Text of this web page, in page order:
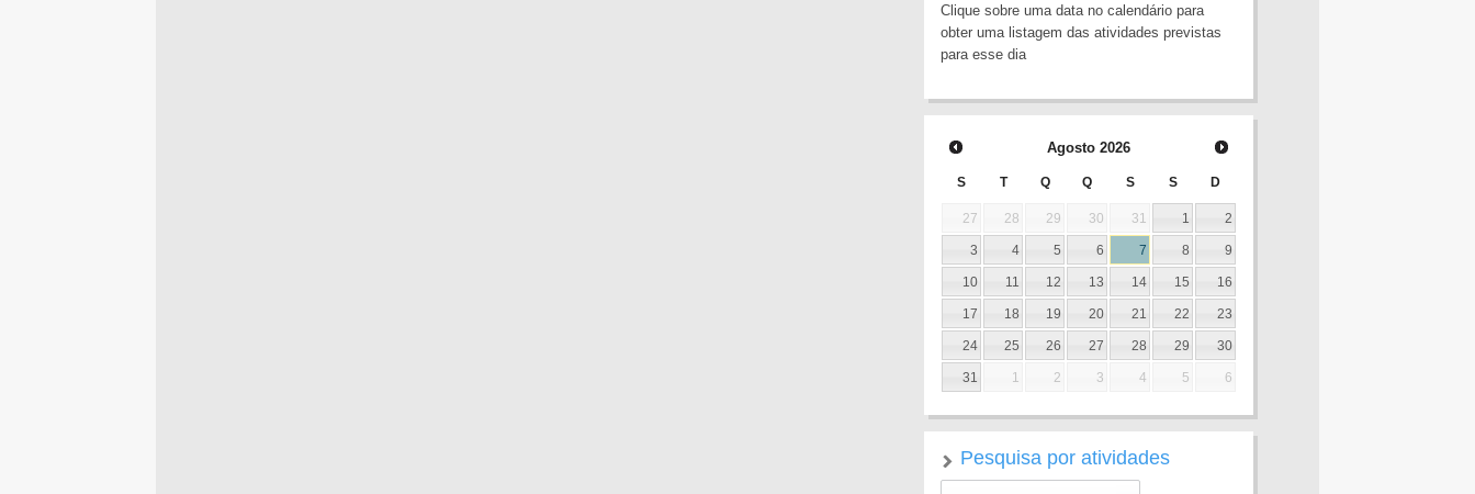
Clique sobre uma data no calendário para
obter uma listagem das atividades previstas
para esse dia
Agosto 2026
S T Q Q S S D
27 28 29 30 31 1 2
3 4 5 6 7 8 9
10 11 12 13 14 15 16
17 18 19 20 21 22 23
24 25 26 27 28 29 30
31 1 2 3 4 5 6
Pesquisa por atividades